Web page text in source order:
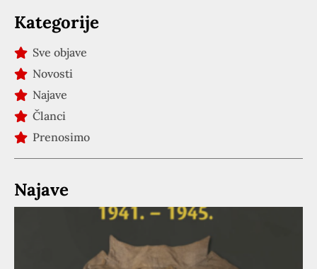
Kategorije
Sve objave
Novosti
Najave
Članci
Prenosimo
Najave